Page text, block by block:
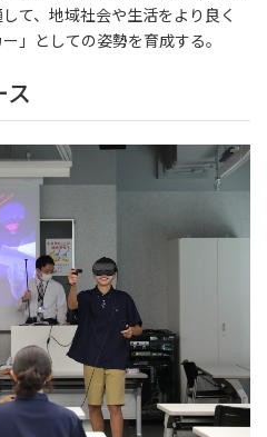
て、地域社会や生活をより良く
」としての姿勢を育成する。